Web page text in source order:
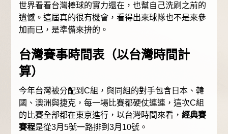
世界看看台灣棒球的實力還在，也幫自己洗刷之前的
遺憾。這屆真的很有機會，看得出來球隊也不是來參
加而已，是準備來拚的。
台灣賽事時間表（以台灣時間計
算）
今年台灣被分配到C組，與同組的對手包含日本、韓
國、澳洲與捷克，每一場比賽都硬仗連連，這次C組
的比賽全部都在東京進行，以台灣時間來看，經典賽
賽程是從3月5號一路排到3月10號。